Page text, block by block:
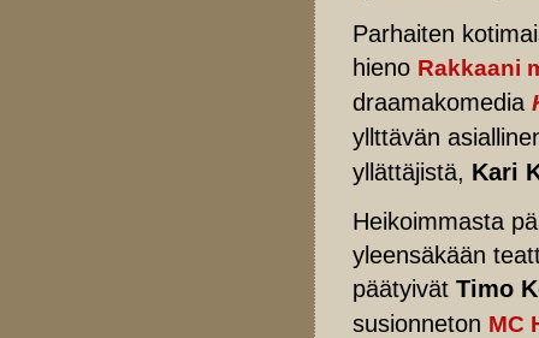
Parhaiten
hieno Rakkaani
draamakomedia
yllttävän
yllättäjistä, Kari
Heikoimmasta
yleensäkään
päätyivät Timo
susionneton MC